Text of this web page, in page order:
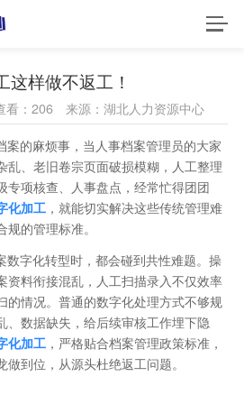
首页
档案集中管理
人事档案专审
档案整理及数字化
档案寄存
户口档案托管
退休人员社会化
这样做不返工！
看：206 来源：湖北人力资源中心
的麻烦事，当人事档案管理员的大家
乱、老旧卷宗页面破损模糊，人工整理
专项核查、人事盘点，经常忙得团团
化加工，就能切实解决这些传统管理难
的管理标准。
数字化转型时，都会碰到共性难题。操
资料衔接混乱，人工扫描录入不仅效率
的情况。普通的数字化处理方式不够规
、数据缺失，给后续审核工作埋下隐
化加工，严格贴合档案管理政策标准，
到位，从源头杜绝返工问题。